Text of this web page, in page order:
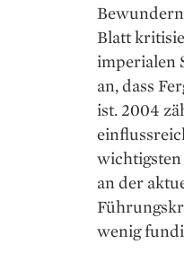
Blatt
imperialen
an, dass
ist. 2004
an der
wenig